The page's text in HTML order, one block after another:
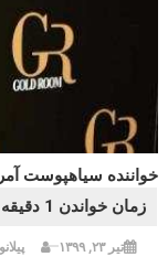
خواننده سیاهپوست
تیر ۲۳, ۱۳۹۹ پیلانو